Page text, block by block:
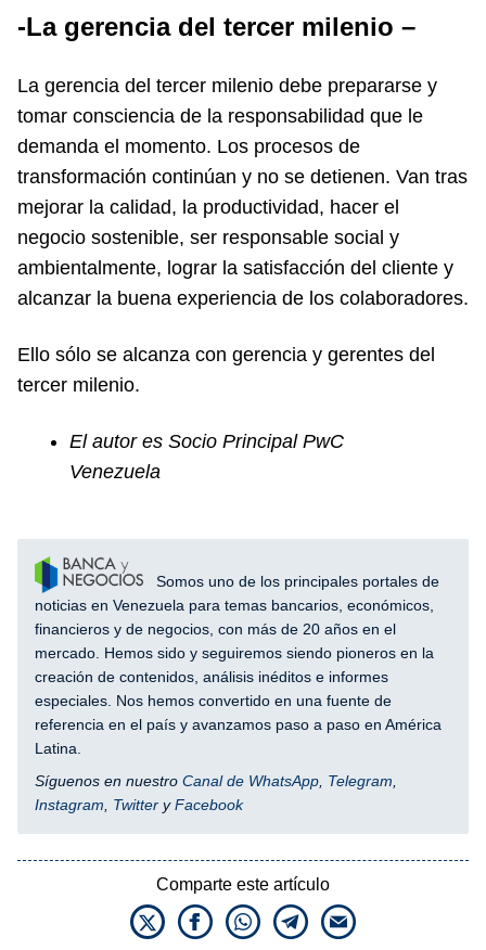
-La gerencia del tercer milenio –
La gerencia del tercer milenio debe prepararse y
tomar consciencia de la responsabilidad que le
demanda el momento. Los procesos de
transformación continúan y no se detienen. Van tras
mejorar la calidad, la productividad, hacer el
negocio sostenible, ser responsable social y
ambientalmente, lograr la satisfacción del cliente y
alcanzar la buena experiencia de los colaboradores.
Ello sólo se alcanza con gerencia y gerentes del
tercer milenio.
El autor es Socio Principal PwC
Venezuela
Somos uno de los principales portales de
noticias en Venezuela para temas bancarios, económicos,
financieros y de negocios, con más de 20 años en el
mercado. Hemos sido y seguiremos siendo pioneros en la
creación de contenidos, análisis inéditos e informes
especiales. Nos hemos convertido en una fuente de
referencia en el país y avanzamos paso a paso en América
Latina.
Síguenos en nuestro Canal de WhatsApp Telegram
Instagram
Twitter yFacebook
Comparte este artículo